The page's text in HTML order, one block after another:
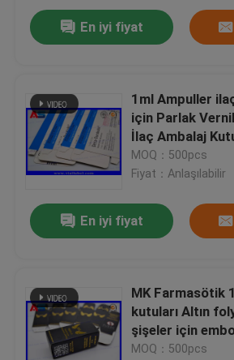
Ürünler
Hakkımızda
En iyi fiyat
1ml Ampuller
için Parlak
İlaç Ambalaj
MOQ：500pcs
Fiyat：Anlaşılabilir
En iyi fiyat
MK Farmasötik
kutuları Altın
şişeler için
kutuları
MOQ：500pcs